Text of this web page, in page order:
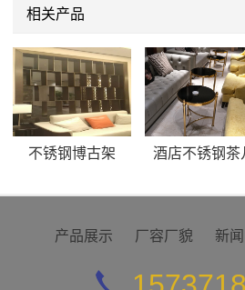
相关产品
不锈钢博古架 酒店不锈钢茶
产品展示 厂容厂貌 新